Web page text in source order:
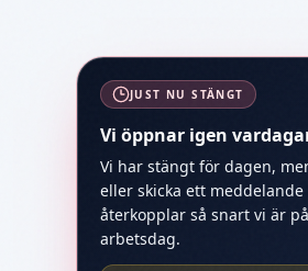
JUST NU STÄNGT
Vi öppnar igen
Vi har stängt för dagen,
eller skicka ett meddelande
återkopplar så snart vi är
arbetsdag.